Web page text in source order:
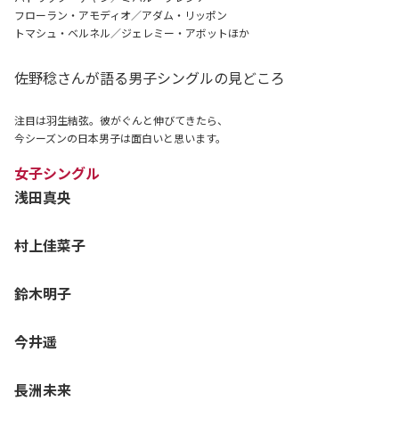
フローラン・アモディオ／アダム・リッポン
トマシュ・ベルネル／ジェレミー・アボットほか
佐野稔さんが語る男子シングルの見どころ
注目は羽生結弦。彼がぐんと伸びてきたら、
今シーズンの日本男子は面白いと思います。
女子シングル
浅田真央
村上佳菜子
鈴木明子
今井遥
長洲未来